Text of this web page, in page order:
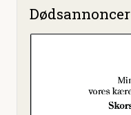
Dødsannoncer